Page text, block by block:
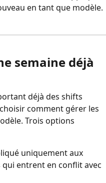
en tant que modèle.
semaine déjà
déjà des shifts
comment gérer les
Trois options
uniquement aux
entrent en conflit avec